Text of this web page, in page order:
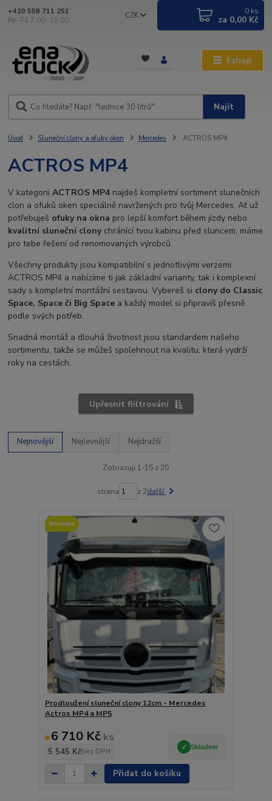
Eshop
CZK
Najít
+420 558 711 251
Po- Pá 7:00- 15:00
0 ks
za 0,00 Kč
Úvod Sluneční clony a ofuky oken Mercedes ACTROS MP4
ACTROS MP4
V kategoriiACTROS MP4 najdeš kompletní sortiment slunečních
clon a ofuků oken speciálně navržených pro tvůj Mercedes. Ať už
potřebuješ ofuky na okna pro lepší komfort během jízdy nebo
kvalitní sluneční clonychránící tvou kabinu před sluncem, máme
pro tebe řešení od renomovaných výrobců.
Všechny produkty jsou kompatibilní s jednotlivými verzemi
ACTROS MP4 a nabízíme ti jak základní varianty, tak i komplexní
sady s kompletní montážní sestavou. Vybereš si clony do Classic
Space, Space či Big Space a každý model si připravíš přesně
podle svých potřeb.
Snadná montáž a dlouhá životnost jsou standardem našeho
sortimentu, takže se můžeš spolehnout na kvalitu, která vydrží
roky na cestách.
Upřesnit fiiltrování
Nejnovější Nejlevnější Nejdražší
Zobrazuji 1-15 z 20
strana z 2další
Novinka
Prodloužení sluneční clony 12cm - Mercedes
Actros MP4 a MP5
6 710 Kč/ks
5 545 Kčbez DPH
Skladem
Přidat do košíku